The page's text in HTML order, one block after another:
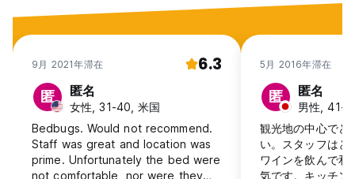
ご予約ください。別のチェックイン時間をご希望の場合は、でき
事前に宿泊施設に気付かずに午後 8 時以降に到着した場合、ご予
約はノーショーとみなされ、当社の利用規約が適用されます。
チェックアウトは11:00です
キャンセルポリシー：ご到着の14日前まで。キャンセルが遅れた
場合、またはノーショーの場合は、宿泊料金総額が請求されま
す。
9月 2021年滞在 6.3
匿 匿名
女性, 31-40, 米国
Bedbugs. Would not recommend.
Staff was great and location was
prime. Unfortunately the bed were
not comfortable, nor were they
5月 2016年滞在
匿 匿名
男性, 41+,
観光地の中心でど
い。スタッフはと
ワインを飲んで和
気です。キッチン